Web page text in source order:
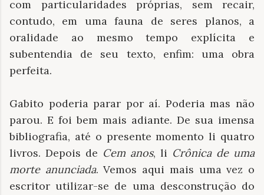
com particularidades próprias, sem recair,
contudo, em uma fauna de seres planos, a
oralidade ao mesmo tempo explícita e
subentendia de seu texto, enfim: uma obra
perfeita.
Gabito poderia parar por aí. Poderia mas não
parou. E foi bem mais adiante. De sua imensa
bibliografia, até o presente momento li quatro
livros. Depois de Cem anos, li Crônica de uma
morte anunciada. Vemos aqui mais uma vez o
escritor utilizar-se de uma desconstrução do